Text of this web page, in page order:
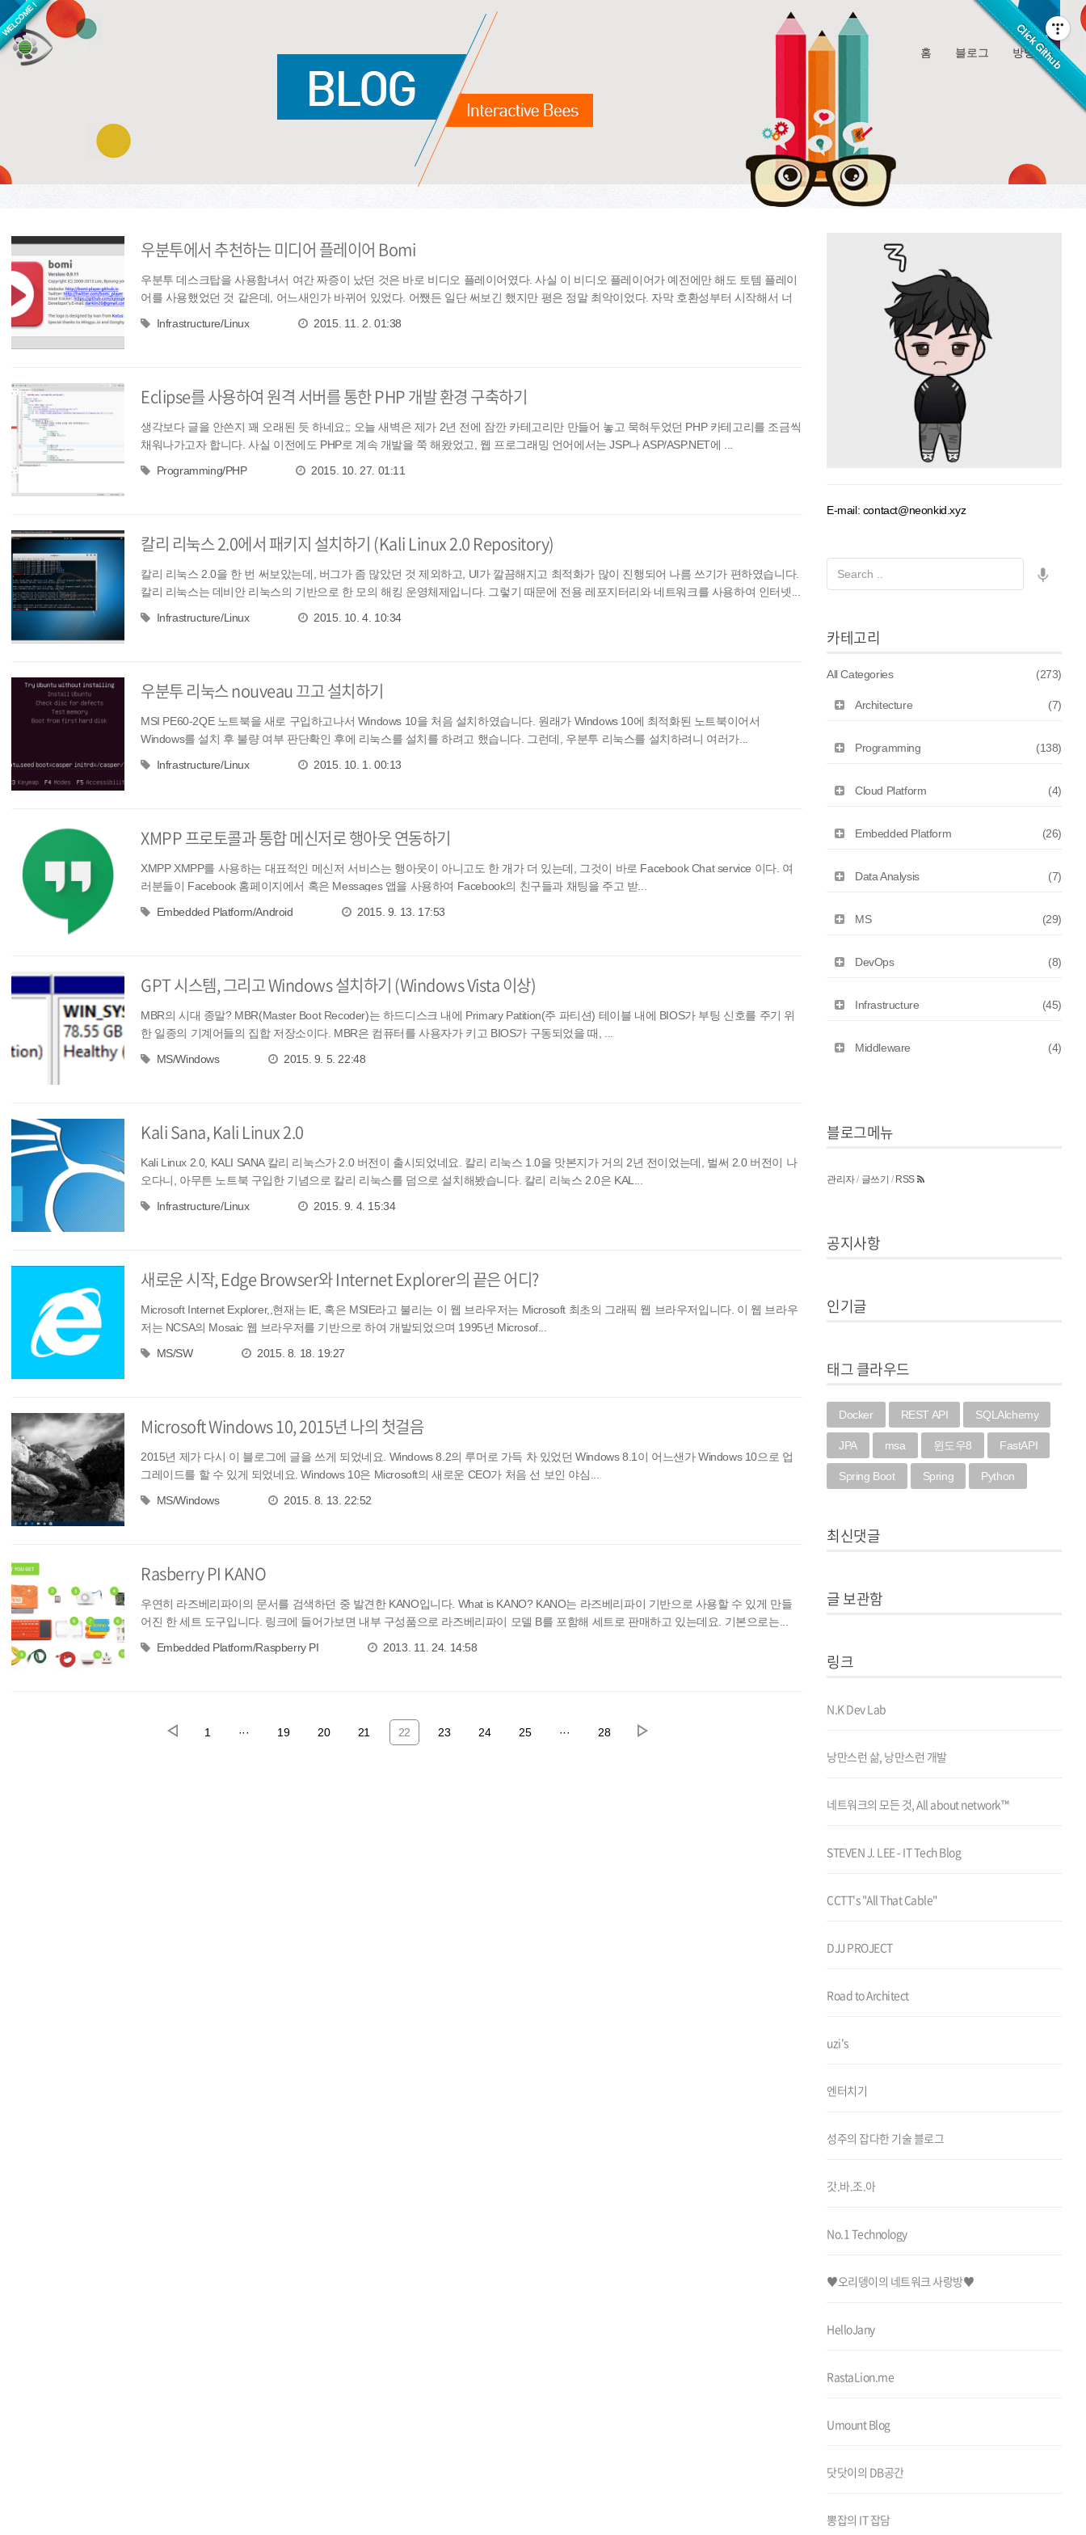
WELCOME !
홈 블로그 방명록
우분투에서 추천하는 미디어 플레이어 Bomi
우분투 데스크탑을 사용함녀서 여간 짜증이 났던 것은 바로 비디오 플레이어였다. 사실 이 비디오 플레이어가 예전에만 해도 토템 플레이
어를 사용했었던 것 같은데, 어느새인가 바뀌어 있었다. 어쨌든 일단 써보긴 했지만 평은 정말 최악이었다. 자막 호환성부터 시작해서 너
Infrastructure/Linux 2015. 11. 2. 01:38
Eclipse를 사용하여 원격 서버를 통한 PHP 개발 환경 구축하기
생각보다 글을 안쓴지 꽤 오래된 듯 하네요;; 오늘 새벽은 제가 2년 전에 잠깐 카테고리만 만들어 놓고 묵혀두었던 PHP 카테고리를 조금씩
채워나가고자 합니다. 사실 이전에도 PHP로 계속 개발을 쭉 해왔었고, 웹 프로그래밍 언어에서는 JSP나 ASP/ASP.NET에 ...
Programming/PHP
2015. 10. 27. 01:11
칼리 리눅스 2.0에서 패키지 설치하기 (Kali Linux 2.0 Repository)
칼리 리눅스 2.0을 한 번 써보았는데, 버그가 좀 많았던 것 제외하고, UI가 깔끔해지고 최적화가 많이 진행되어 나름 쓰기가 편하였습니다.
칼리 리눅스는 데비안 리눅스의 기반으로 한 모의 해킹 운영체제입니다. 그렇기 때문에 전용 레포지터리와 네트워크를 사용하여 인터넷...
Infrastructure/Linux
2015. 10. 4. 10:34
우분투 리눅스 nouveau 끄고 설치하기
MSI PE60-2QE 노트북을 새로 구입하고나서 Windows 10을 처음 설치하였습니다. 원래가 Windows 10에 최적화된 노트북이어서
Windows를 설치 후 불량 여부 판단확인 후에 리눅스를 설치를 하려고 했습니다. 그런데, 우분투 리눅스를 설치하려니 여러가...
Infrastructure/Linux
2015. 10. 1. 00:13
XMPP 프로토콜과 통합 메신저로 행아웃 연동하기
XMPP XMPP를 사용하는 대표적인 메신저 서비스는 행아웃이 아니고도 한 개가 더 있는데, 그것이 바로 Facebook Chat service 이다. 여
러분들이 Facebook 홈페이지에서 혹은 Messages 앱을 사용하여 Facebook의 친구들과 채팅을 주고 받...
Embedded Platform/Android
2015. 9. 13. 17:53
GPT 시스템, 그리고 Windows 설치하기 (Windows Vista 이상)
MBR의 시대 종말? MBR(Master Boot Recoder)는 하드디스크 내에 Primary Patition(주 파티션) 테이블 내에 BIOS가 부팅 신호를 주기 위
한 일종의 기계어들의 집합 저장소이다. MBR은 컴퓨터를 사용자가 키고 BIOS가 구동되었을 때, ...
MS/Windows
2015. 9. 5. 22:48
Kali Sana, Kali Linux 2.0
Kali Linux 2.0, KALI SANA 칼리 리눅스가 2.0 버전이 출시되었네요. 칼리 리눅스 1.0을 맛본지가 거의 2년 전이었는데, 벌써 2.0 버전이 나
오다니, 아무튼 노트북 구입한 기념으로 칼리 리눅스를 덤으로 설치해봤습니다. 칼리 리눅스 2.0은 KAL...
Infrastructure/Linux
2015. 9. 4. 15:34
새로운 시작, Edge Browser와 Internet Explorer의 끝은 어디?
Microsoft Internet Explorer,,현재는 IE, 혹은 MSIE라고 불리는 이 웹 브라우저는 Microsoft 최초의 그래픽 웹 브라우저입니다. 이 웹 브라우
저는 NCSA의 Mosaic 웹 브라우저를 기반으로 하여 개발되었으며 1995년 Microsof...
MS/SW
2015. 8. 18. 19:27
Microsoft Windows 10, 2015년 나의 첫걸음
2015년 제가 다시 이 블로그에 글을 쓰게 되었네요. Windows 8.2의 루머로 가득 차 있었던 Windows 8.1이 어느샌가 Windows 10으로 업
그레이드를 할 수 있게 되었네요. Windows 10은 Microsoft의 새로운 CEO가 처음 선 보인 야심...
MS/Windows
2015. 8. 13. 22:52
Rasberry PI KANO
우연히 라즈베리파이의 문서를 검색하던 중 발견한 KANO입니다. What is KANO? KANO는 라즈베리파이 기반으로 사용할 수 있게 만들
어진 한 세트 도구입니다. 링크에 들어가보면 내부 구성품으로 라즈베리파이 모델 B를 포함해 세트로 판매하고 있는데요. 기본으로는...
Embedded Platform/Raspberry PI
2013. 11. 24. 14:58
1 ··· 19 20 21 22 23 24 25 ··· 28
E-mail: contact@neonkid.xyz
카테고리
All Categories (273)
Architecture (7)
Programming (138)
Cloud Platform (4)
Embedded Platform (26)
Data Analysis (7)
MS (29)
DevOps (8)
Infrastructure (45)
Middleware (4)
블로그메뉴
관리자/ 글쓰기 / RSS
공지사항
인기글
태그 클라우드
Docker REST API SQLAlchemy
JPA msa 윈도우8 FastAPI
Spring Boot Spring Python
최신댓글
글 보관함
링크
N.K Dev Lab
낭만스런 삶, 낭만스런 개발
네트워크의 모든 것, All about network™
STEVEN J. LEE - IT Tech Blog
CCTT's "All That Cable"
DJJ PROJECT
Road to Architect
uzi's
엔터치기
성주의 잡다한 기술 블로그
갓.바.조.아
No.1 Technology
♥오리뎅이의 네트워크 사랑방♥
HelloJany
RastaLion.me
Umount Blog
닷닷이의 DB공간
뽕잡의 IT 잡담